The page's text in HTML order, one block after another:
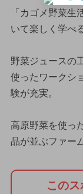
「カゴメ野菜生
いて楽しく学べ
野菜ジュースの
使ったワークシ
験が充実。
高原野菜を使っ
品が並ぶファー
この